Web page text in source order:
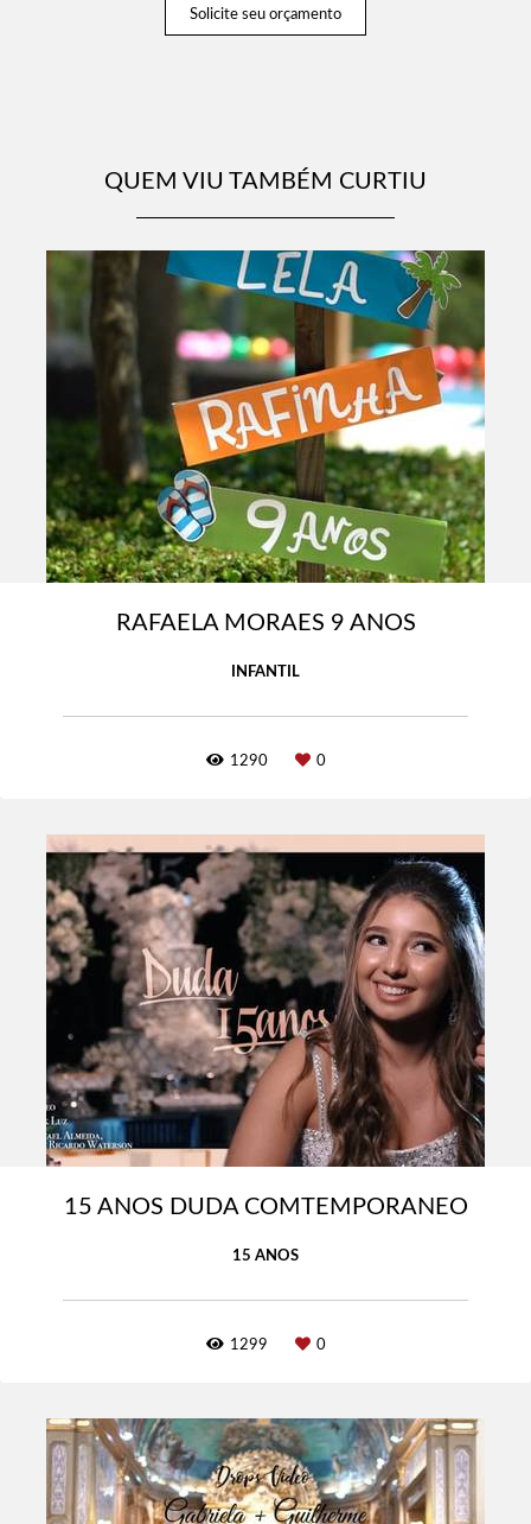
Solicite seu orçamento
QUEM VIU TAMBÉM CURTIU
RAFAELA MORAES 9 ANOS
INFANTIL
1290 0
15 ANOS DUDA COMTEMPORANEO
15 ANOS
1299 0